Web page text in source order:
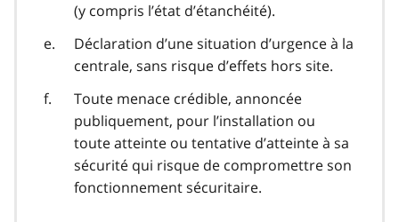
(y compris l’état d’étanchéité).
Déclaration d’une situation d’urgence à la
centrale, sans risque d’effets hors site.
Toute menace crédible, annoncée
publiquement, pour l’installation ou
toute atteinte ou tentative d’atteinte à sa
sécurité qui risque de compromettre son
fonctionnement sécuritaire.